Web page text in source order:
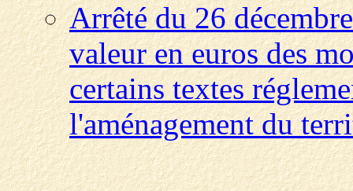
Arrêté du 26
valeur en euros des
certains textes
l'aménagement du